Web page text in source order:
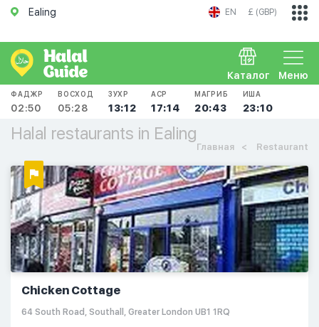
Ealing EN £ (GBP)
Меню
Каталог
ФАДЖР
02:50
ВОСХОД
05:28
ЗУХР
13:12
АСР
17:14
МАГРИБ
20:43
ИША
23:10
Halal restaurants in Ealing
Главная Restaurant
Chicken Cottage
64 South Road, Southall, Greater London UB1 1RQ